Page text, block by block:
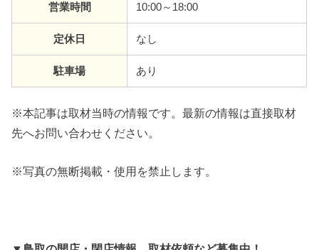
営業時間 10:00～18:00
定休日 なし
駐車場 あり
※本記事は取材当時の情報です。最新の情報は直接取材
先へお問い合わせください。
※写真の無断掲載・使用を禁止します。